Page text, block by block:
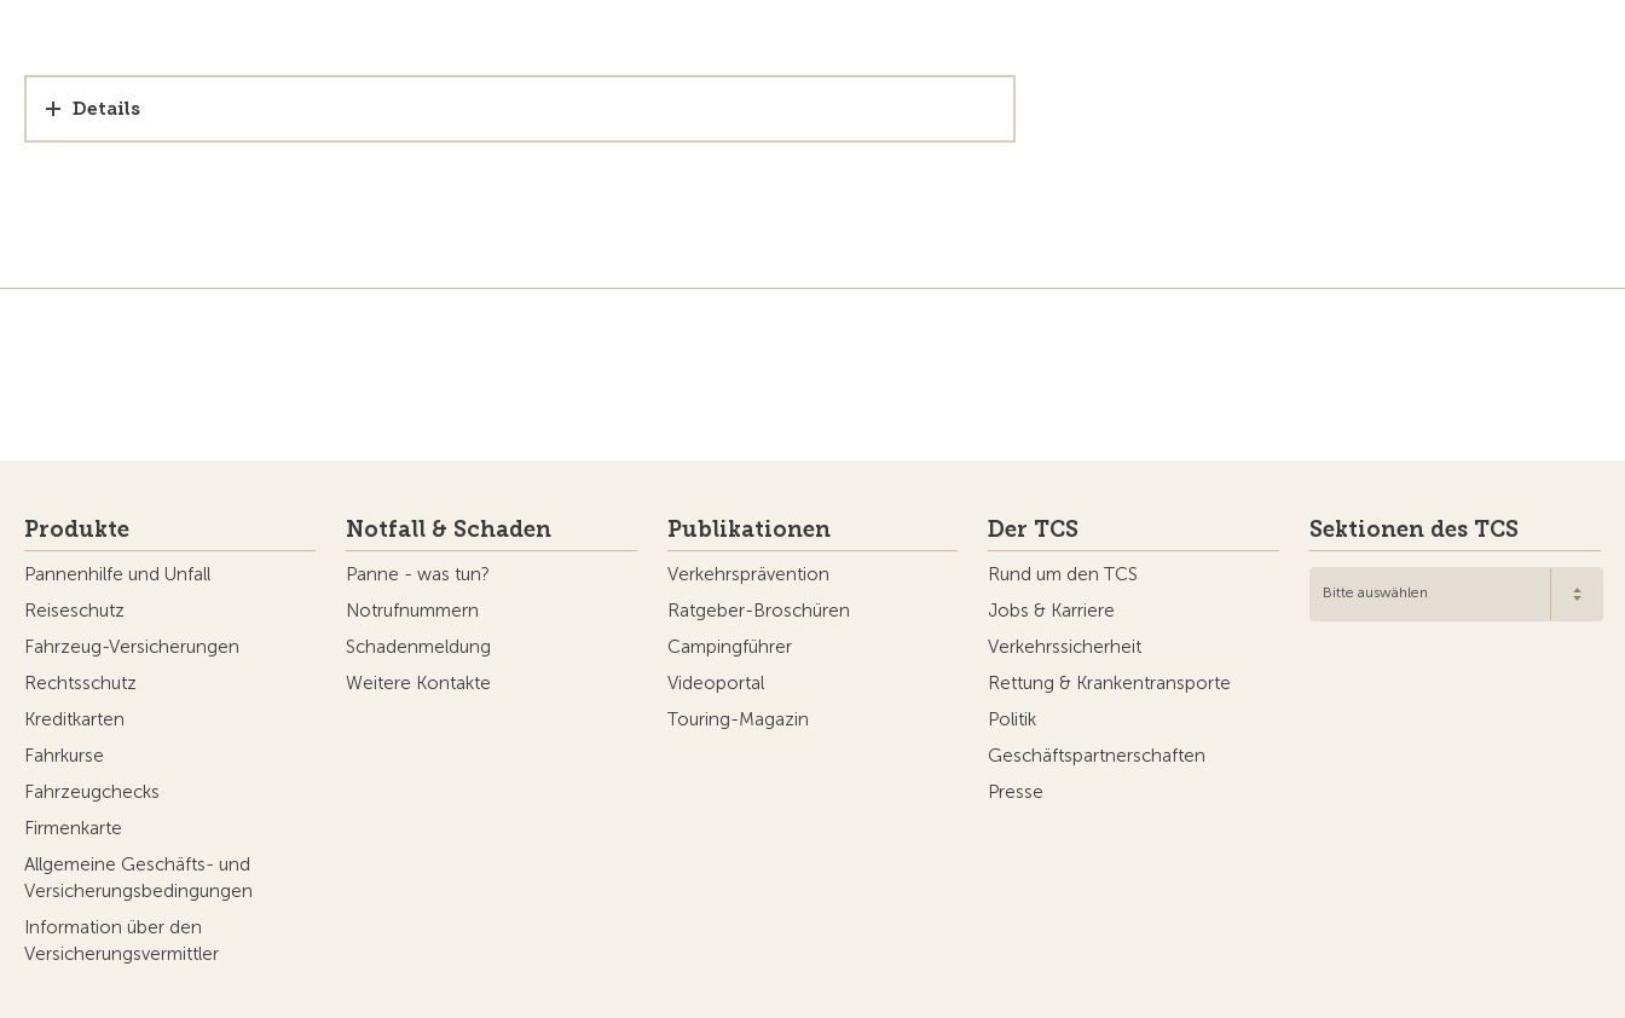
Details
Produkte
Pannenhilfe und Unfall
Reiseschutz
Fahrzeug-Versicherungen
Rechtsschutz
Kreditkarten
Fahrkurse
Fahrzeugchecks
Firmenkarte
Allgemeine Geschäfts- und
Versicherungsbedingungen
Information über den
Versicherungsvermittler
Notfall & Schaden
Panne - was tun?
Notrufnummern
Schadenmeldung
Weitere Kontakte
Publikationen
Verkehrsprävention
Ratgeber-Broschüren
Campingführer
Videoportal
Touring-Magazin
Der TCS
Rund um den TCS
Jobs & Karriere
Verkehrssicherheit
Rettung & Krankentransporte
Politik
Geschäftspartnerschaften
Presse
Sektionen des TCS
Bitte auswählen